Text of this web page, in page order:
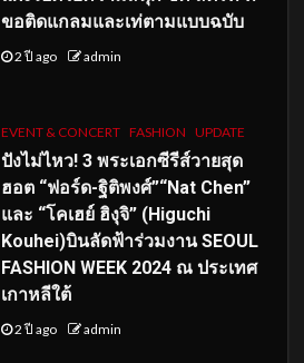
ขอติดแกลมและเท่ตามแบบฉบับ
2 ปี ago admin
EVENT & CONCERT FASHION UPDATE
ปังไม่ไหว! 3 พระเอกซีรีส์วายสุด
ฮอต “ฟอร์ด-ฐิติพงศ์”“Nat Chen”
และ “โคเฮย์ ฮิงุจิ” (Higuchi
Kouhei)บินลัดฟ้าร่วมงาน SEOUL
FASHION WEEK 2024 ณ ประเทศ
เกาหลีใต้
2 ปี ago admin